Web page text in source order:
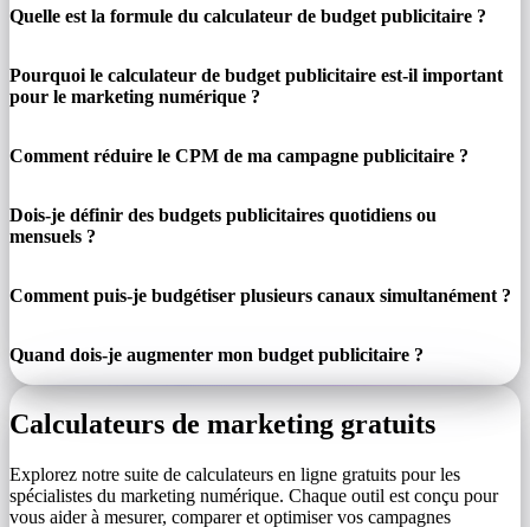
Quelle est la formule du calculateur de budget publicitaire ?
Pourquoi le calculateur de budget publicitaire est-il important
pour le marketing numérique ?
Comment réduire le CPM de ma campagne publicitaire ?
Dois-je définir des budgets publicitaires quotidiens ou
mensuels ?
Comment puis-je budgétiser plusieurs canaux simultanément ?
Quand dois-je augmenter mon budget publicitaire ?
Calculateurs de marketing gratuits
Explorez notre suite de calculateurs en ligne gratuits pour les
spécialistes du marketing numérique. Chaque outil est conçu pour
vous aider à mesurer, comparer et optimiser vos campagnes